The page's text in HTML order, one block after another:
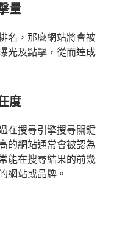
量
名，那麼網站將會被
光及點擊，從而達成
度
在搜尋引擎搜尋關鍵
的網站通常會被認為
能在搜尋結果的前幾
網站或品牌。